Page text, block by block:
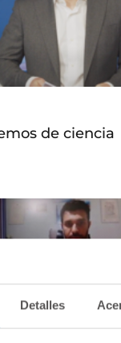
Detalles
de ciencia
type: